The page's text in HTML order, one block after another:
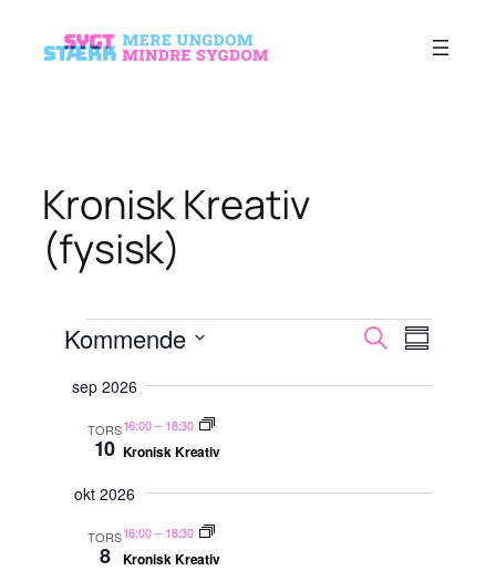
Kronisk Kreativ
(fysisk)
Begivenheder
Søg
begivenheder
Kommende
dato.
sep 2026
TORS
10
16:00– 18:30
Kronisk Kreativ
okt 2026
TORS
8
16:00– 18:30
Kronisk Kreativ